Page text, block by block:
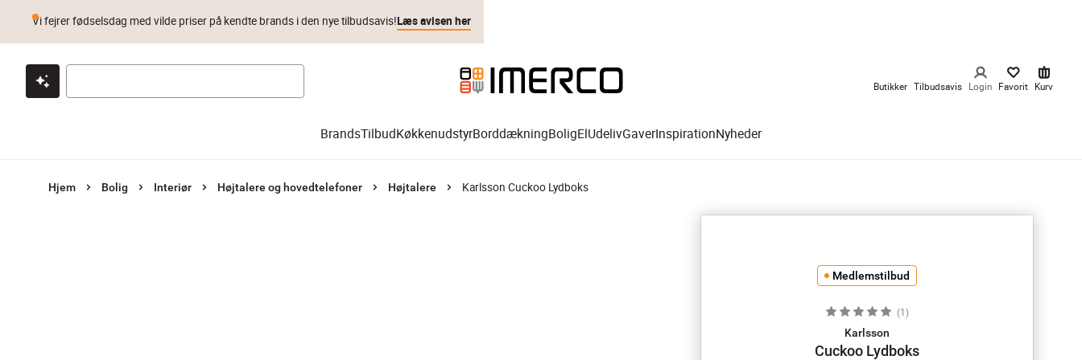
Klik & hent Byt i 1 år Prismatch
Vi fejrer fødselsdag med vilde priser på kendte brands i den nye tilbudsavis!Læs avisen her
Butikker Tilbudsavis Login Favorit Kurv
BrandsTilbudKøkkenudstyrBorddækningBoligElUdelivGaverInspirationNyheder
Hjem Bolig Interiør Højtalere og hovedtelefoner Højtalere Karlsson Cuckoo Lydboks
Medlemstilbud
(1 )
Karlsson
Cuckoo Lydboks